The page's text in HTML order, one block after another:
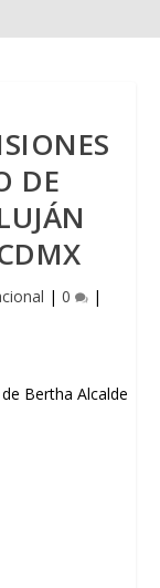
DE
| 0 |